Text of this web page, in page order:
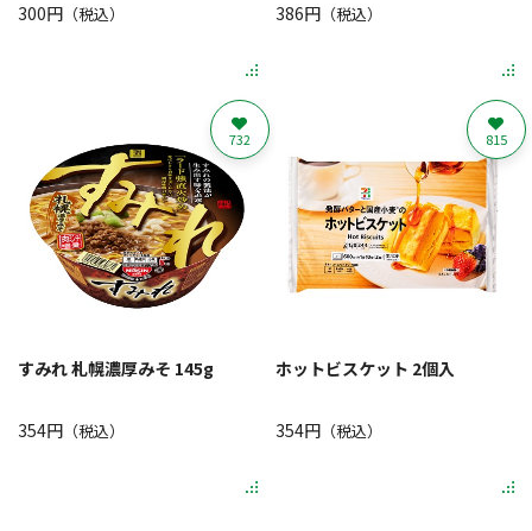
300円 （税込） 386円（税込）
すみれ 札幌濃厚みそ 145g
354円 （税込）
732
ホットビスケット 2個入
354円（税込）
815